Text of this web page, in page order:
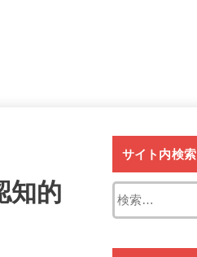
知的
サイト内検索